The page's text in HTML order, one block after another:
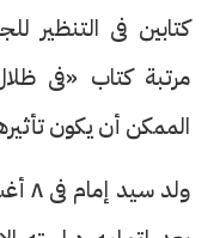
كتابين فى التنظير
مرتبة كتاب «فى
الممكن أن يكون